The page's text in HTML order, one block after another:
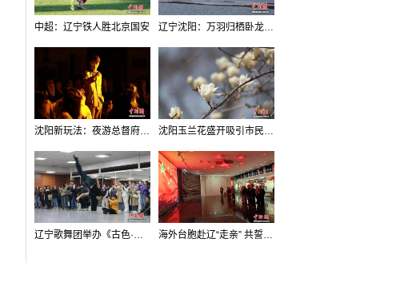
中超：辽宁铁人胜北京国安 辽宁沈阳：万羽归栖卧龙湖看群鸟齐飞
沈阳新玩法：夜游总督府，当一回“赴宴者” 沈阳玉兰花盛开吸引市民打卡
辽宁歌舞团举办《古色·国宝辽宁》排练开放日活动 海外台胞赴辽“走亲” 共誓“和平初心”